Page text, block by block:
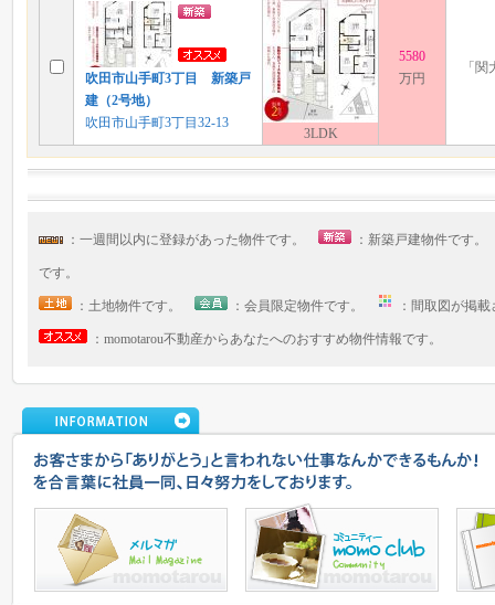
吹田市山手町3丁目 新築戸
建（2号地）
吹田市山手町3丁目32-13
3LDK
5580
万円
「
：一週間以内に登録があった物件です。 ：新築戸建物件です
です。
：土地物件です。 ：会員限定物件です。 ：間取図が掲
：momotarou不動産からあなたへのおすすめ物件情報です。